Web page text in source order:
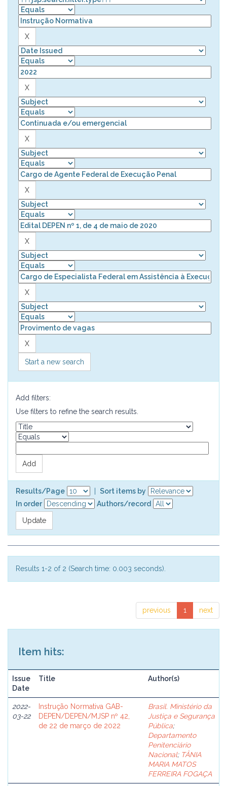
Start a new search
Add filters:
Use filters to refine the search results.
Results/Page
Sort items by
In order
Authors/record
Results 1-2 of 2 (Search time: 0.003 seconds).
previous 1 next
Item hits:
Issue
Date
Title Author(s)
2022-
03-22
Instrução Normativa GAB-
DEPEN/DEPEN/MJSP nº 42,
de 22 de março de 2022
Brasil. Ministério da
Justiça e Segurança
Pública;
Departamento
Penitenciário
Nacional; TÂNIA
MARIA MATOS
FERREIRA FOGAÇA